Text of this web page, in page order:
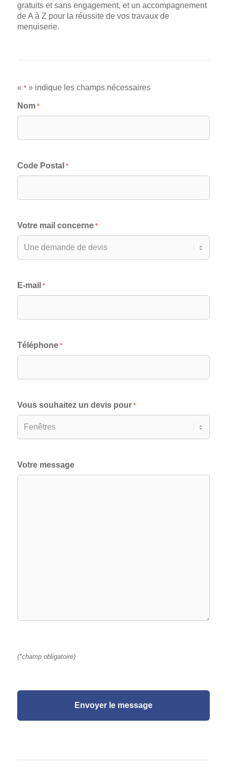
gratuits et sans engagement, et un accompagnement
de A à Z pour la réussite de vos travaux de
menuiserie.
« *» indique les champs nécessaires
Nom *
Code Postal *
Votre mail concerne *
E-mail *
Téléphone *
Vous souhaitez un devis pour *
Votre message
(*champ obligatoire)